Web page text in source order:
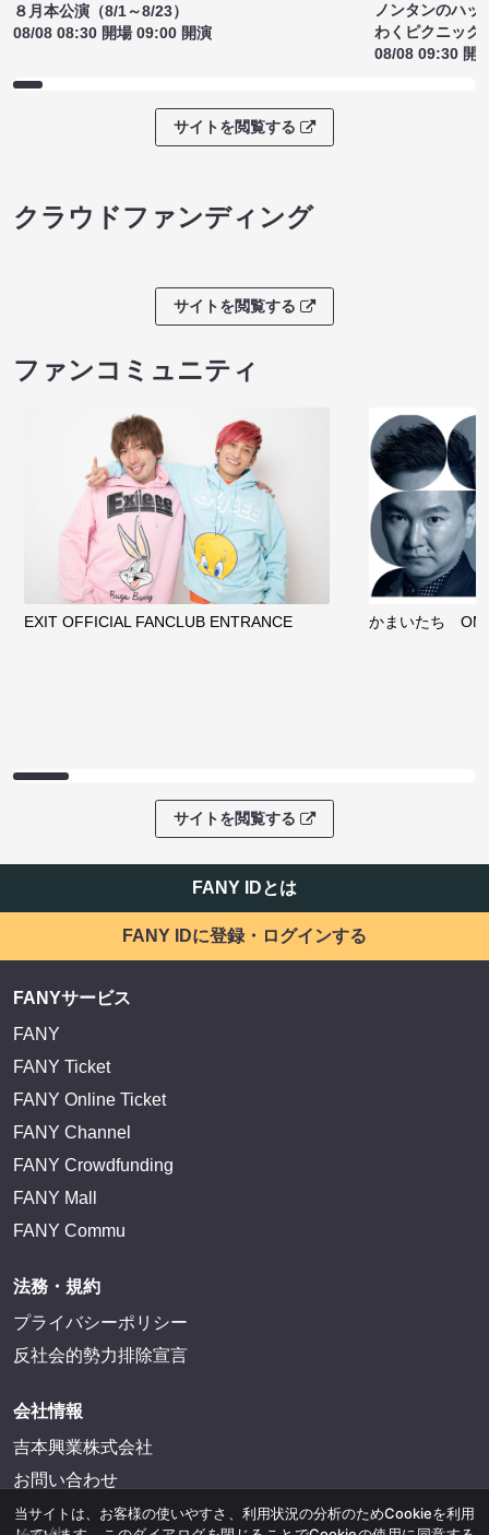
８月本公演（8/1～8/23）
08/08 08:30 開場 09:00 開演
ノンタンのハッ
わくピクニック
08/08 09:30 開
サイトを閲覧する
クラウドファンディング
サイトを閲覧する
ファンコミュニティ
EXIT OFFICIAL FANCLUB ENTRANCE かまいたち
サイトを閲覧する
FANY IDとは
FANY IDに登録・ログインする
FANYサービス
FANY
FANY Ticket
FANY Online Ticket
FANY Channel
FANY Crowdfunding
FANY Mall
FANY Commu
法務・規約
プライバシーポリシー
反社会的勢力排除宣言
会社情報
吉本興業株式会社
お問い合わせ
当サイトは、お客様の使いやすさ、利用状況の分析のためCookieを利用